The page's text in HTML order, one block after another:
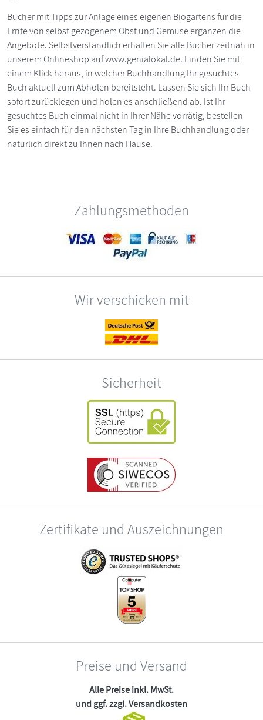
Bücher mit Tipps zur Anlage eines eigenen Biogartens für die
Ernte von selbst gezogenem Obst und Gemüse ergänzen die
Angebote. Selbstverständlich erhalten Sie alle Bücher zeitnah in
unserem Onlineshop auf www.genialokal.de. Finden Sie mit
einem Klick heraus, in welcher Buchhandlung Ihr gesuchtes
Buch aktuell zum Abholen bereitsteht. Lassen Sie sich Ihr Buch
sofort zurücklegen und holen es anschließend ab. Ist Ihr
gesuchtes Buch einmal nicht in Ihrer Nähe vorrätig, bestellen
Sie es einfach für den nächsten Tag in Ihre Buchhandlung oder
natürlich direkt zu Ihnen nach Hause.
Zahlungsmethoden
Wir verschicken mit
Sicherheit
Zertifikate und Auszeichnungen
Preise und Versand
Alle Preise inkl. MwSt.
und ggf. zzgl.Versandkosten